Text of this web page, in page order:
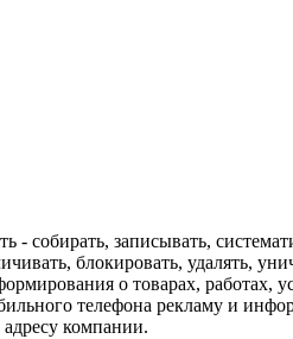
записывать,
блокировать, удалять,
о товарах, работах,
телефона рекламу и
компании.